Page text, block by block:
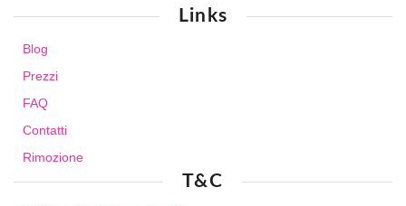
Links
Blog
Prezzi
FAQ
Contatti
Rimozione
T&C